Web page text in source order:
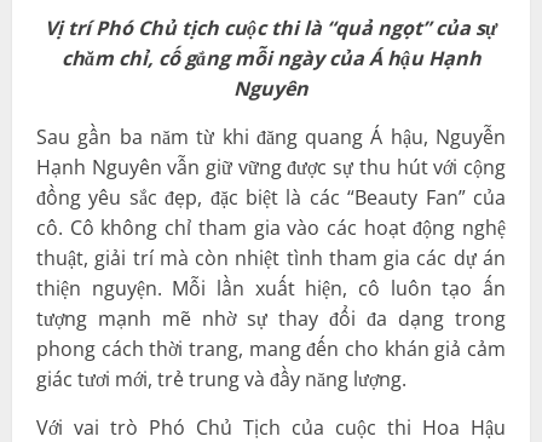
Vị trí Phó Chủ tịch cuộc thi là “quả ngọt” của sự
chăm chỉ, cố gắng mỗi ngày của Á hậu Hạnh
Nguyên
Sau gần ba năm từ khi đăng quang Á hậu, Nguyễn
Hạnh Nguyên vẫn giữ vững được sự thu hút với cộng
đồng yêu sắc đẹp, đặc biệt là các “Beauty Fan” của
cô. Cô không chỉ tham gia vào các hoạt động nghệ
thuật, giải trí mà còn nhiệt tình tham gia các dự án
thiện nguyện. Mỗi lần xuất hiện, cô luôn tạo ấn
tượng mạnh mẽ nhờ sự thay đổi đa dạng trong
phong cách thời trang, mang đến cho khán giả cảm
giác tươi mới, trẻ trung và đầy năng lượng.
Với vai trò Phó Chủ Tịch của cuộc thi Hoa Hậu